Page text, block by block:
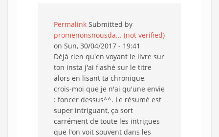
Permalink Submitted by
promenonsnousda... (not verified)
on Sun, 30/04/2017 - 19:41
Déjà rien qu'en voyant le livre sur
ton insta j'ai flashé sur le titre
alors en lisant ta chronique,
crois-moi que je n'ai qu'une envie
: foncer dessus^^. Le résumé est
super intriguant, ça sort
carrément de toute les intrigues
que l'on voit souvent dans les